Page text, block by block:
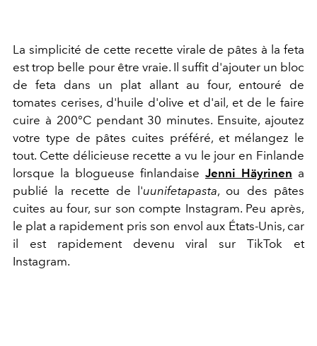
La simplicité de cette recette virale de pâtes à la feta
est trop belle pour être vraie. Il suffit d'ajouter un bloc
de feta dans un plat allant au four, entouré de
tomates cerises, d'huile d'olive et d'ail, et de le faire
cuire à 200°C pendant 30 minutes. Ensuite, ajoutez
votre type de pâtes cuites préféré, et mélangez le
tout. Cette délicieuse recette a vu le jour en Finlande
lorsque la blogueuse finlandaise Jenni Häyrinen a
publié la recette de l'uunifetapasta, ou des pâtes
cuites au four, sur son compte Instagram. Peu après,
le plat a rapidement pris son envol aux États-Unis, car
il est rapidement devenu viral sur TikTok et
Instagram.